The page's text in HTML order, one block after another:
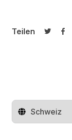
Teilen
Auf
Region ändern